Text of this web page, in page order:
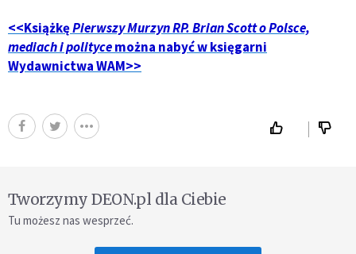
<<KsiążkęPierwszy Murzyn RP. Brian Scott o Polsce,
mediach i politycemożna nabyć w księgarni
Wydawnictwa WAM>>
Tworzymy DEON.pl dla Ciebie
Tu możesz nas wesprzeć.